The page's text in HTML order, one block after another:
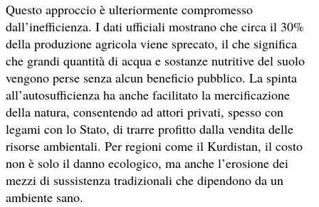
Questo approccio è ulteriormente compromesso
dall’inefficienza. I dati ufficiali mostrano che circa il 30%
della produzione agricola viene sprecato, il che significa
che grandi quantità di acqua e sostanze nutritive del suolo
vengono perse senza alcun beneficio pubblico. La spinta
all’autosufficienza ha anche facilitato la mercificazione
della natura, consentendo ad attori privati, spesso con
legami con lo Stato, di trarre profitto dalla vendita delle
risorse ambientali. Per regioni come il Kurdistan, il costo
non è solo il danno ecologico, ma anche l’erosione dei
mezzi di sussistenza tradizionali che dipendono da un
ambiente sano.